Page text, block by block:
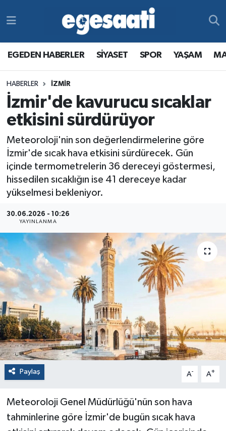
EGEDEN HABERLER SİYASET SPOR YAŞAM
HABERLER İZMİR
İzmir'de kavurucu sıcaklar
etkisini sürdürüyor
Meteoroloji'nin son değerlendirmelerine göre
İzmir'de sıcak hava etkisini sürdürecek. Gün
içinde termometrelerin 36 dereceyi göstermesi,
hissedilen sıcaklığın ise 41 dereceye kadar
yükselmesi bekleniyor.
30.06.2026 - 10:26
YAYINLANMA
Paylaş A- A+
Meteoroloji Genel Müdürlüğü'nün son hava
tahminlerine göre İzmir'de bugün sıcak hava
MAGAZİN
RESMİ REKLAMLAR
YAŞAM
MAGAZİN
RESMİ REKLAMLAR
Egemax TV
Tüm Manşetler
Son Dakika Haberleri
Haber Arşivi